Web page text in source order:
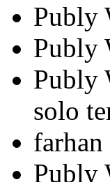
Publy
Publy
Publy
solo
farhan
Publy